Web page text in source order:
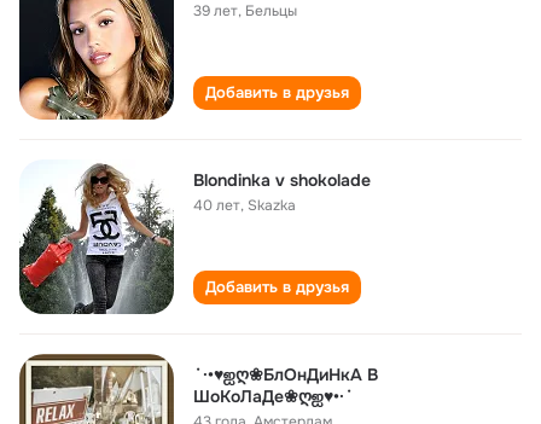
39 лет, Бельцы
Добавить в друзья
Blondinka v shokolade
40 лет, Skazka
Добавить в друзья
˙·•♥ஐღ❀БлОнДиНкА В
ШоКоЛаДе❀ღஐ♥•·˙